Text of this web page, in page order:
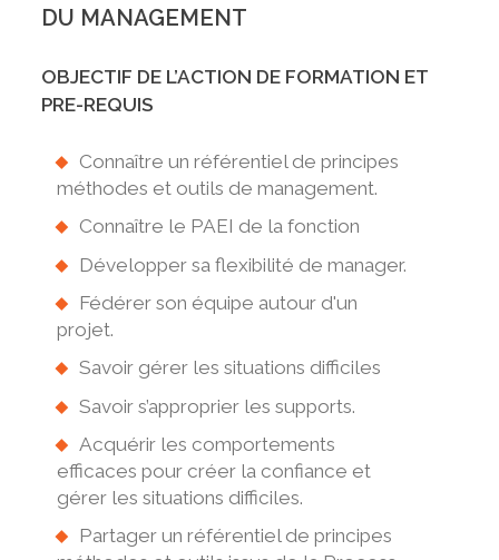
DU MANAGEMENT
OBJECTIF DE L’ACTION DE FORMATION ET
PRE-REQUIS
Connaître un référentiel de principes
méthodes et outils de management.
Connaître le PAEI de la fonction
Développer sa flexibilité de manager.
Fédérer son équipe autour d'un
projet.
Savoir gérer les situations difficiles
Savoir s’approprier les supports.
Acquérir les comportements
efficaces pour créer la confiance et
gérer les situations difficiles.
Partager un référentiel de principes